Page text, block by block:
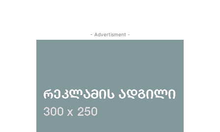
- Advertisment -